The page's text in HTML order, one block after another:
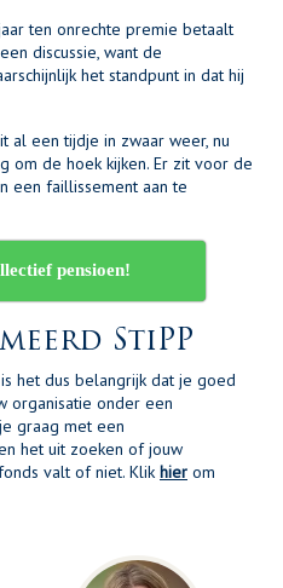
ten onrechte premie betaalt
discussie, want de
het standpunt in dat hij
al een tijdje in zwaar weer, nu
om de hoek kijken. Er zit voor de
een faillissement aan te
pensioen!
StiPP
het dus belangrijk dat je goed
organisatie onder een
graag met een
het uit zoeken of jouw
valt of niet. Klik hier om